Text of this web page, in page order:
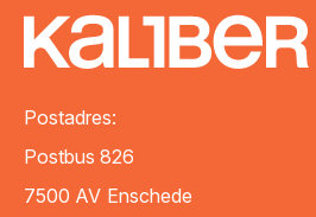
VERZENDEN
Postadres:
Postbus 826
7500 AV Enschede